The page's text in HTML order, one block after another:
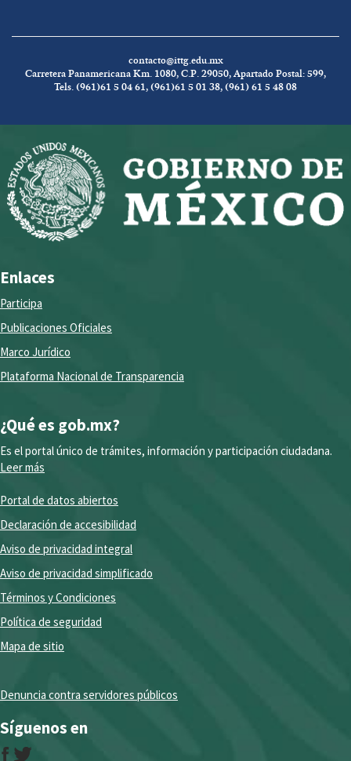
contacto@ittg.edu.mx
Carretera Panamericana Km. 1080, C.P. 29050, Apartado Postal: 599,
Tels. (961)61 5 04 61, (961)61 5 01 38, (961) 61 5 48 08
Enlaces
Participa
Publicaciones Oficiales
Marco Jurídico
Plataforma Nacional de Transparencia
¿Qué es gob.mx?
Es el portal único de trámites, información y participación ciudadana.
Leer más
Portal de datos abiertos
Declaración de accesibilidad
Aviso de privacidad integral
Aviso de privacidad simplificado
Términos y Condiciones
Política de seguridad
Mapa de sitio
Denuncia contra servidores públicos
Síguenos en